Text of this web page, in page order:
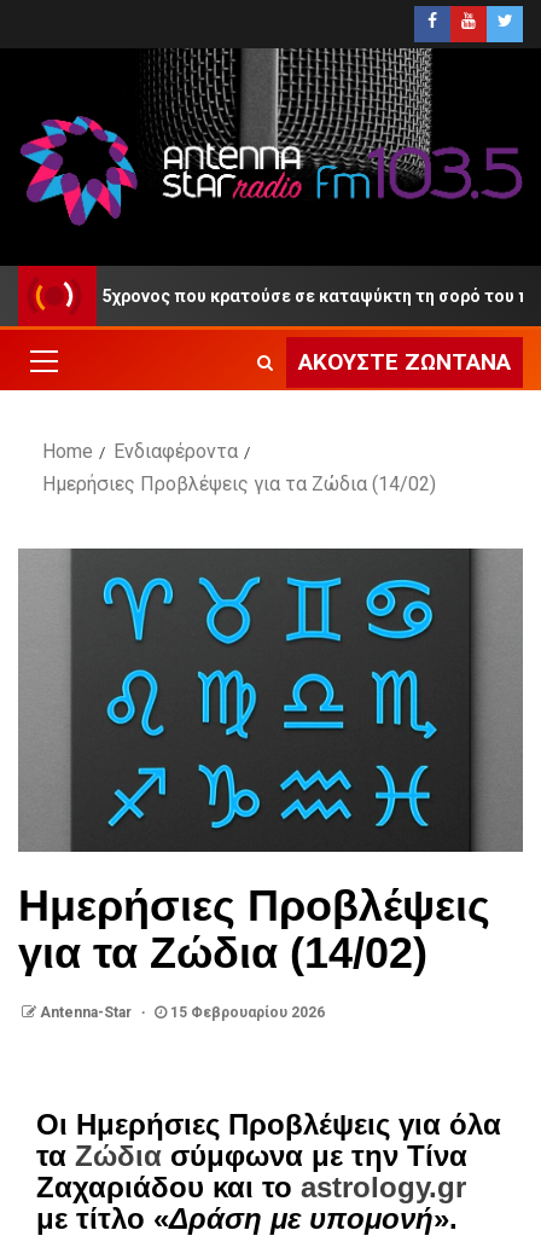
ο 55χρονος που κρατούσε σε καταψύκτη τη σορό του πατέρα
ΑΚΟΎΣΤΕ ΖΩΝΤΑΝΆ
Home
Ενδιαφέροντα
Ημερήσιες Προβλέψεις για τα Ζώδια (14/02)
Ημερήσιες Προβλέψεις
για τα Ζώδια (14/02)
Antenna-Star 15 Φεβρουαρίου 2026
Οι Ημερήσιες Προβλέψεις για όλα
τα Ζώδια σύμφωνα με την Τίνα
Ζαχαριάδου και το astrology.gr
με τίτλο «Δράση με υπομονή».